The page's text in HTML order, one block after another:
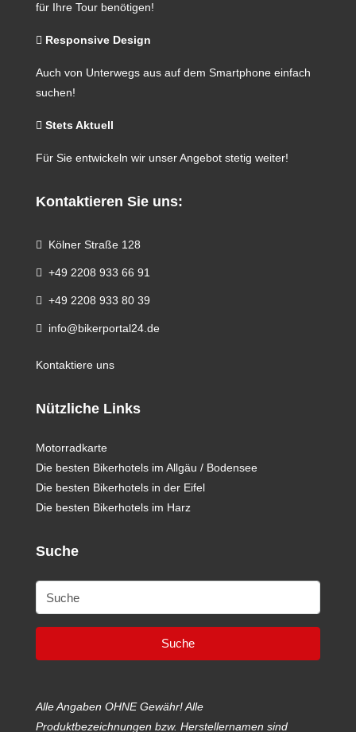
für Ihre Tour benötigen!
Responsive Design
Auch von Unterwegs aus auf dem Smartphone einfach
suchen!
Stets Aktuell
Für Sie entwickeln wir unser Angebot stetig weiter!
Kontaktieren Sie uns:
Kölner Straße 128
+49 2208 933 66 91
+49 2208 933 80 39
info@bikerportal24.de
Kontaktiere uns
Nützliche Links
Motorradkarte
Die besten Bikerhotels im Allgäu / Bodensee
Die besten Bikerhotels in der Eifel
Die besten Bikerhotels im Harz
Suche
Suche
Alle Angaben OHNE Gewähr! Alle
Produktbezeichnungen bzw. Herstellernamen sind